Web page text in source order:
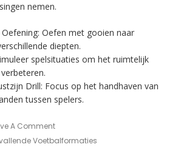
nemen.
Oefen met gooien naar
diepten.
spelsituaties om het ruimtelijk
Drill: Focus op het handhaven van
tussen spelers.
A CommentOn
Quarterbackvaardigheden
Voetbalformaties